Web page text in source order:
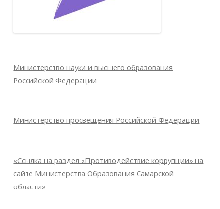
Министерство науки и высшего образования
Российской Федерации
Министерство просвещения Российской Федерации
«Ссылка на раздел «Противодействие коррупции» на
сайте Министерства Образования Самарской
области»